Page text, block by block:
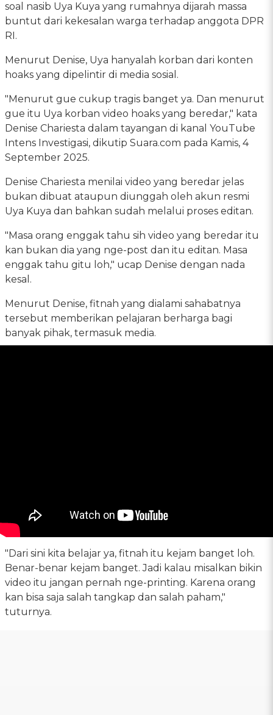
soal nasib Uya Kuya yang rumahnya dijarah massa
buntut dari kekesalan warga terhadap anggota DPR
RI.
Menurut Denise, Uya hanyalah korban dari konten
hoaks yang dipelintir di media sosial.
"Menurut gue cukup tragis banget ya. Dan menurut
gue itu Uya korban video hoaks yang beredar," kata
Denise Chariesta dalam tayangan di kanal YouTube
Intens Investigasi, dikutip Suara.com pada Kamis, 4
September 2025.
Denise Chariesta menilai video yang beredar jelas
bukan dibuat ataupun diunggah oleh akun resmi
Uya Kuya dan bahkan sudah melalui proses editan.
"Masa orang enggak tahu sih video yang beredar itu
kan bukan dia yang nge-post dan itu editan. Masa
enggak tahu gitu loh," ucap Denise dengan nada
kesal.
Menurut Denise, fitnah yang dialami sahabatnya
tersebut memberikan pelajaran berharga bagi
banyak pihak, termasuk media.
"Dari sini kita belajar ya, fitnah itu kejam banget loh.
Benar-benar kejam banget. Jadi kalau misalkan bikin
video itu jangan pernah nge-printing. Karena orang
kan bisa saja salah tangkap dan salah paham,"
tuturnya.